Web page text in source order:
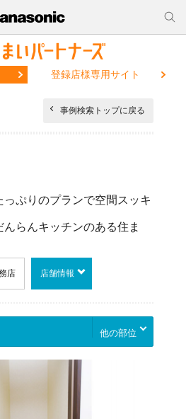
登録店様専用サイト
事例検索トップに戻る
ぷりのプランで空間スッキ
らんキッチンのある住ま
店 店舗情報
他の部位